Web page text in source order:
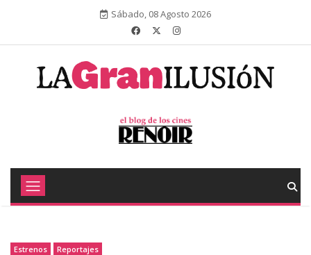
Sábado, 08 Agosto 2026
Estrenos Reportajes